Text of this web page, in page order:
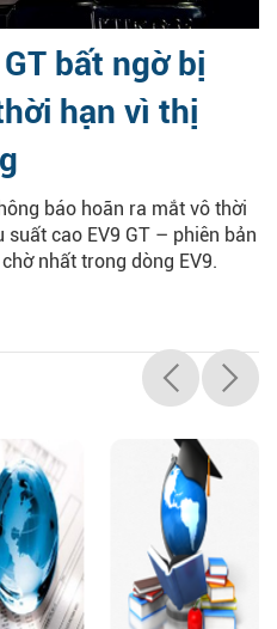
bất ngờ bị
hạn vì thị
báo hoãn ra mắt vô thời
cao EV9 GT – phiên bản
nhất trong dòng EV9.